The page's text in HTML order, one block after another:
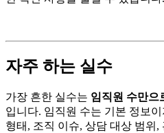
자주 하는 실수
가장 흔한 실수는 임직원 수만으
입니다. 임직원 수는 기본 정보
형태, 조직 이슈, 상담 대상 범위